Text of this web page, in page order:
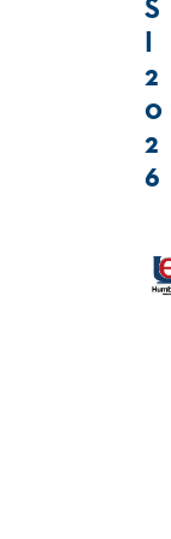
S
I
2
0
2
6